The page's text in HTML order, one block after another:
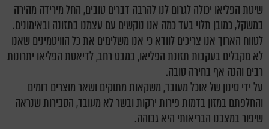
שיטת הפליאו יכולה לגרום לנו להרבה דברים טובים, החל מירידה מהירה
במשקל, כמובן תלוי בעד כמה אנו נוקשים עם עצמנו בתזונה ובאימונים.
לטווח הארוך אנו צריכים לוודא כי אנו משלימים את כל הוויטמינים שאנו
לא מקבלים בעקבות תזונת הפליאו, במבט רחב, לדיאטת הפליאו יתרונות
רבים והנה אף בחירה טובה.
על ידי סינון של אוכל מעובד, משקאות מתוקים ושאר מוצרים דומים
והחלפתם במזון בדמות פירות ירקות ובשר לא מעובד, הסבירות שנראה
שיפור במצבנו הבריאותי היא גבוהה.